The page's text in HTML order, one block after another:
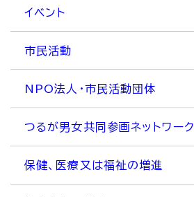
イベント
市民活動
NPO法人・市民活動団体
つるが男女共同参画ネットワーク
保健、医療又は福祉の増進